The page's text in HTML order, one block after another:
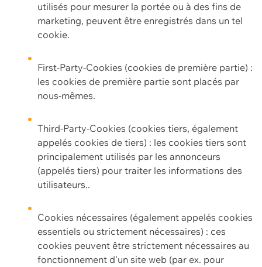
utilisés pour mesurer la portée ou à des fins de
marketing, peuvent être enregistrés dans un tel
cookie.
First-Party-Cookies (cookies de première partie) :
les cookies de première partie sont placés par
nous-mêmes.
Third-Party-Cookies (cookies tiers, également
appelés cookies de tiers) : les cookies tiers sont
principalement utilisés par les annonceurs
(appelés tiers) pour traiter les informations des
utilisateurs..
Cookies nécessaires (également appelés cookies
essentiels ou strictement nécessaires) : ces
cookies peuvent être strictement nécessaires au
fonctionnement d'un site web (par ex. pour